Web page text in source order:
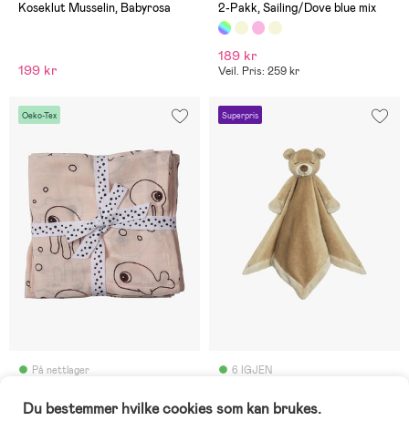
Koseklut Musselin, Babyrosa
199 kr
2-Pakk, Sailing/Dove blue mix
189 kr
Veil. Pris: 259 kr
Oeko-Tex
På nettlager
(13)
Done By Deer Swaddler Sea
Superpris
6 IGJEN
(2)
Teddykompaniet Diinglisar
Du bestemmer hvilke cookies som kan brukes.